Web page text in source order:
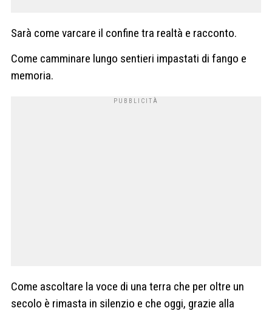
Sarà come varcare il confine tra realtà e racconto.
Come camminare lungo sentieri impastati di fango e
memoria.
Come ascoltare la voce di una terra che per oltre un
secolo è rimasta in silenzio e che oggi, grazie alla